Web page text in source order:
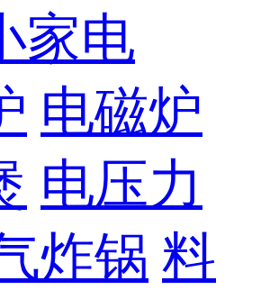
家电
电磁炉
电压力
炸锅 料